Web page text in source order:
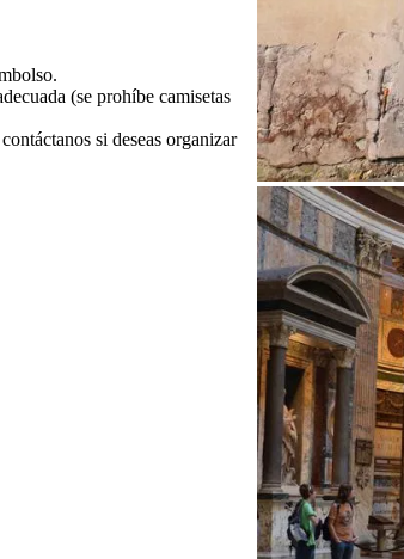
(se prohíbe camisetas
si deseas organizar